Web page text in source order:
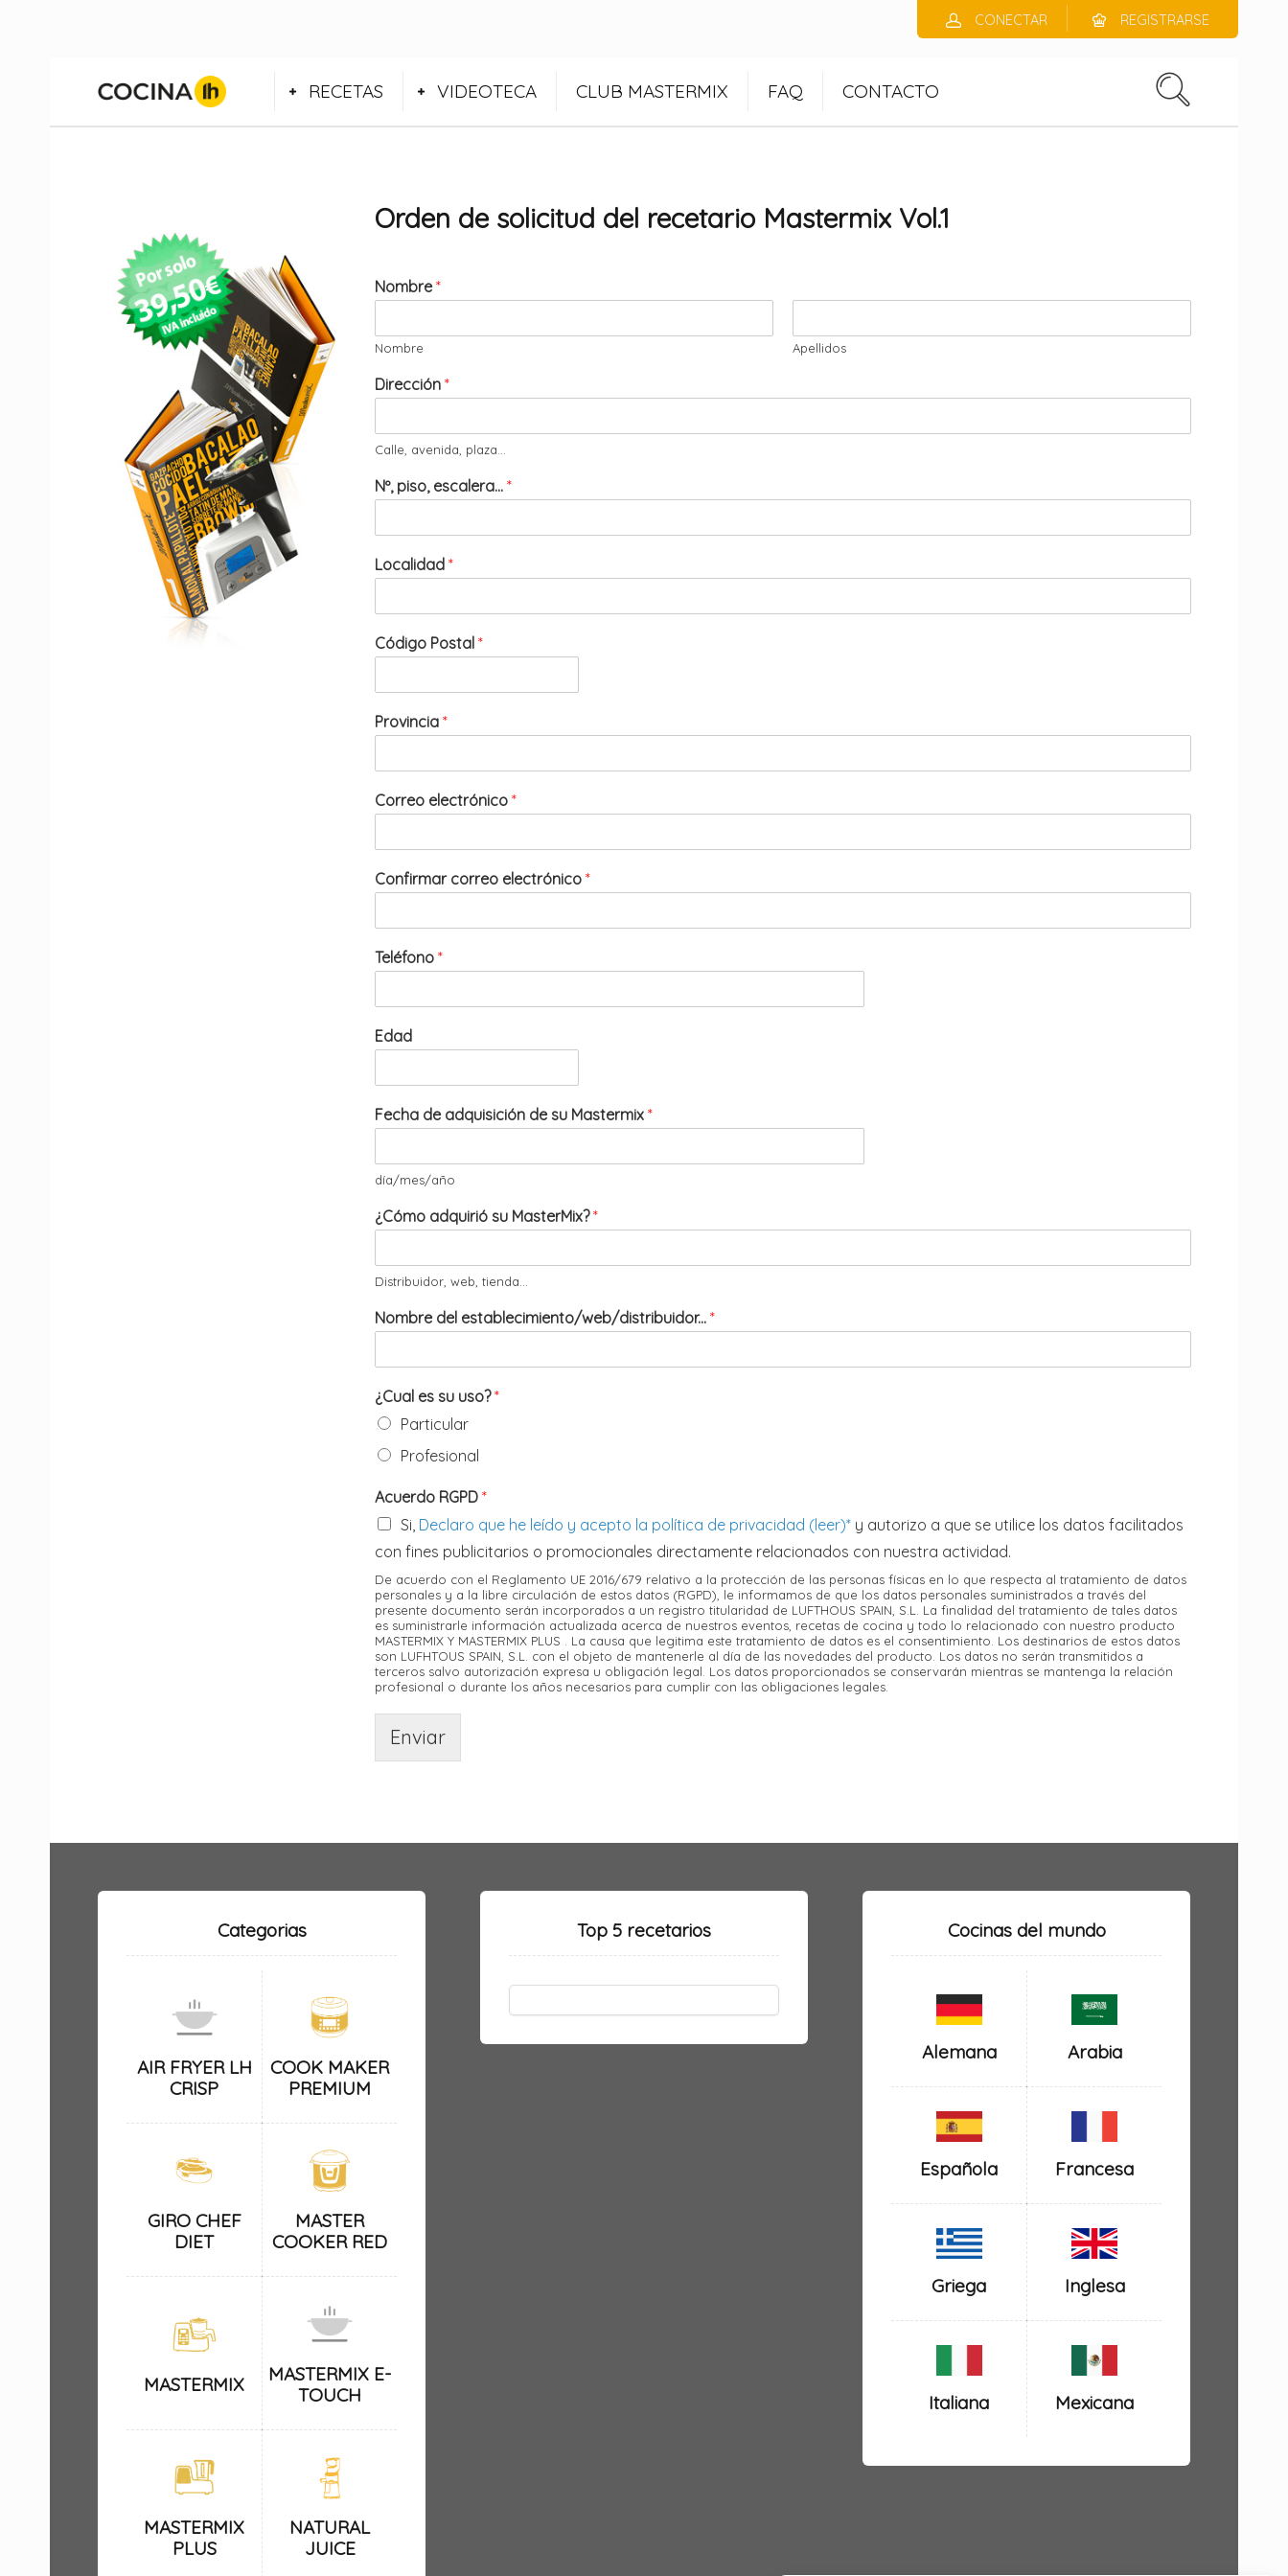
CONECTAR REGISTRARSE
RECETAS VIDEOTECA CLUB MASTERMIX FAQ CONTACTO
Orden de solicitud del recetario Mastermix Vol.1
Nombre*
Nombre Apellidos
Dirección*
Calle, avenida, plaza...
Nº, piso, escalera...*
Localidad*
Código Postal*
Provincia*
Correo electrónico*
Confirmar correo electrónico*
Teléfono*
Edad
Fecha de adquisición de su Mastermix*
día/mes/año
¿Cómo adquirió su MasterMix?*
Distribuidor, web, tienda...
Nombre del establecimiento/web/distribuidor...*
¿Cual es su uso?*
Particular
Profesional
Acuerdo RGPD*
Si, Declaro que he leído y acepto la política de privacidad (leer)* y autorizo a que se utilice los datos facilitados
con fines publicitarios o promocionales directamente relacionados con nuestra actividad.
De acuerdo con el Reglamento UE 2016/679 relativo a la protección de las personas físicas en lo que respecta al tratamiento de datos
personales y a la libre circulación de estos datos (RGPD), le informamos de que los datos personales suministrados a través del
presente documento serán incorporados a un registro titularidad de LUFTHOUS SPAIN, S.L. La finalidad del tratamiento de tales datos
es suministrarle información actualizada acerca de nuestros eventos, recetas de cocina y todo lo relacionado con nuestro producto
MASTERMIX Y MASTERMIX PLUS . La causa que legitima este tratamiento de datos es el consentimiento. Los destinarios de estos datos
son LUFHTOUS SPAIN, S.L. con el objeto de mantenerle al día de las novedades del producto. Los datos no serán transmitidos a
terceros salvo autorización expresa u obligación legal. Los datos proporcionados se conservarán mientras se mantenga la relación
profesional o durante los años necesarios para cumplir con las obligaciones legales.
Enviar
Categorias
AIR FRYER LH
CRISP
COOK MAKER
PREMIUM
GIRO CHEF
DIET
MASTER
COOKER RED
MASTERMIX
MASTERMIX E-
TOUCH
MASTERMIX
PLUS
NATURAL
JUICE
Top 5 recetarios Cocinas del mundo
Alemana Arabia
Española Francesa
Griega Inglesa
Italiana Mexicana